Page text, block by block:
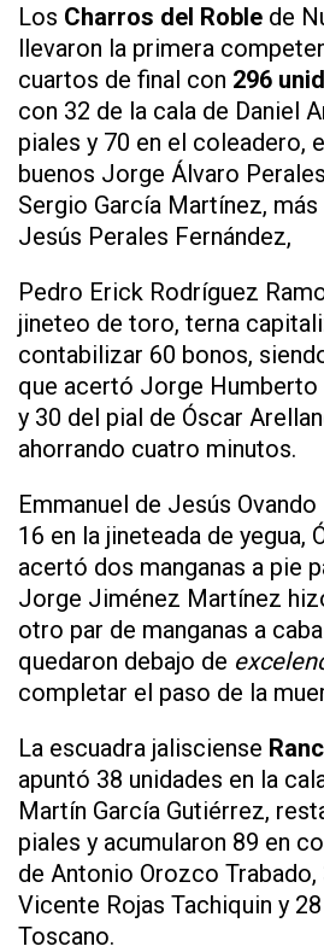
Los Charros del Roble de
llevaron la primera
cuartos de final con 296
con 32 de la cala de Daniel
piales y 70 en el coleadero,
buenos Jorge Álvaro
Sergio García Martínez,
Jesús Perales Fernández,
Pedro Erick Rodríguez
jineteo de toro, terna
contabilizar 60 bonos,
que acertó Jorge
y 30 del pial de Óscar
ahorrando cuatro minutos.
Emmanuel de Jesús
16 en la jineteada de yegua,
acertó dos manganas a pie
Jorge Jiménez Martínez
otro par de manganas a
quedaron debajo de
completar el paso de la
La escuadra jalisciense
apuntó 38 unidades en la
Martín García Gutiérrez,
piales y acumularon 89 en
de Antonio Orozco Trabado,
Vicente Rojas Tachiquin y
Toscano.